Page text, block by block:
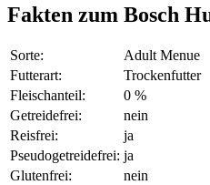
Fakten zum Bosch
Sorte:
Adult Menue
Futterart:
Trockenfutter
Fleischanteil:
0 %
Getreidefrei:
nein
Reisfrei:
ja
Pseudogetreidefrei: ja
Glutenfrei:
nein